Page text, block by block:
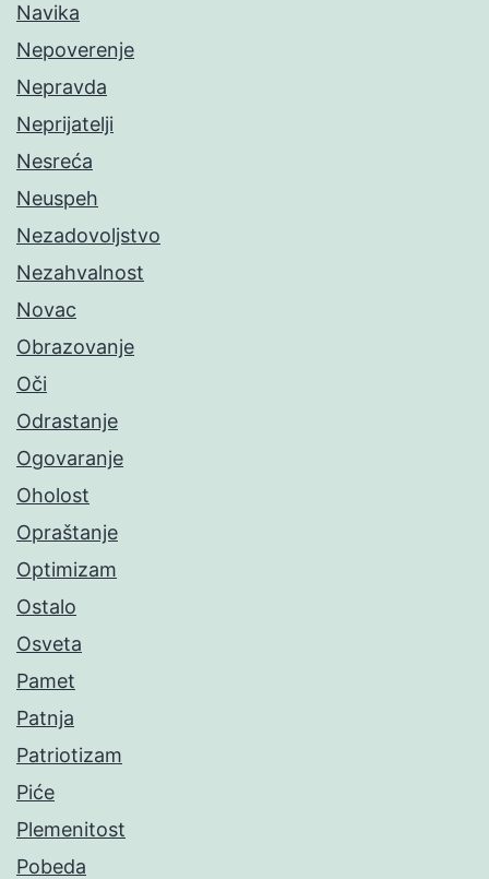
Navika
Nepoverenje
Nepravda
Neprijatelji
Nesreća
Neuspeh
Nezadovoljstvo
Nezahvalnost
Novac
Obrazovanje
Oči
Odrastanje
Ogovaranje
Oholost
Opraštanje
Optimizam
Ostalo
Osveta
Pamet
Patnja
Patriotizam
Piće
Plemenitost
Pobeda